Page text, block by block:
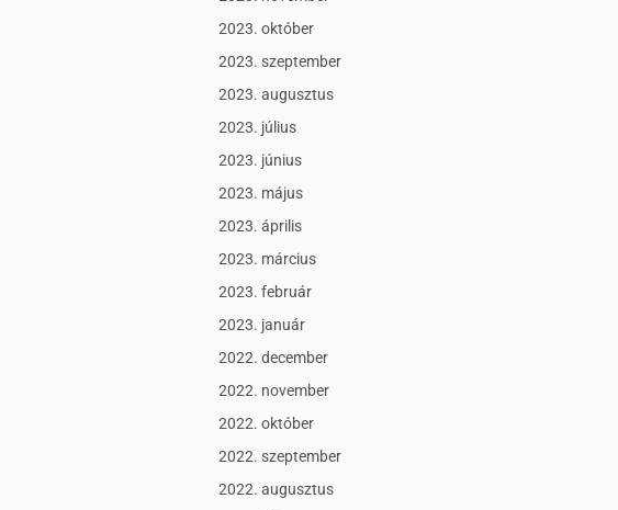
2023. október
2023. szeptember
2023. augusztus
2023. július
2023. június
2023. május
2023. április
2023. március
2023. február
2023. január
2022. december
2022. november
2022. október
2022. szeptember
2022. augusztus